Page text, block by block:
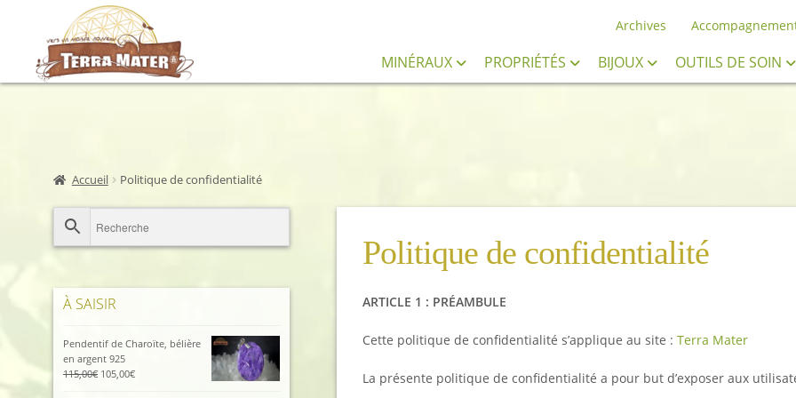
Aller
à
la
Aller
au
contenu
Archives
MINÉRAUX PROPRIÉTÉS BIJOUX OUTILS DE SOIN
Accueil Politique de confidentialité
Politique de confidentialité
ARTICLE 1 : PRÉAMBULE
Cette politique de confidentialité s’applique au site :Terra Mater
La présente politique de confidentialité a pour but d’exposer aux
À SAISIR
Pendentif de Charoïte, bélière
en argent 925
115,00€ Le
105,00€Le